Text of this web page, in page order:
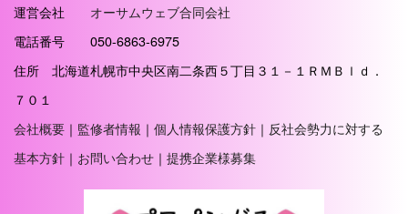
運営会社 オーサムウェブ合同会社
電話番号 050-6863-6975
住所 北海道札幌市中央区南二条西５丁目３１－１ＲＭＢｌｄ．
７０１
会社概要 ｜ 監修者情報 ｜ 個人情報保護方針 ｜ 反社会勢力に対する
基本方針 ｜ お問い合わせ ｜ 提携企業様募集